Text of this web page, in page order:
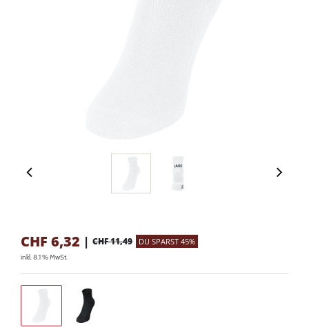
CHF 6,32 | CHF 11,49 DU SPARST 45%
inkl. 8.1 % MwSt.